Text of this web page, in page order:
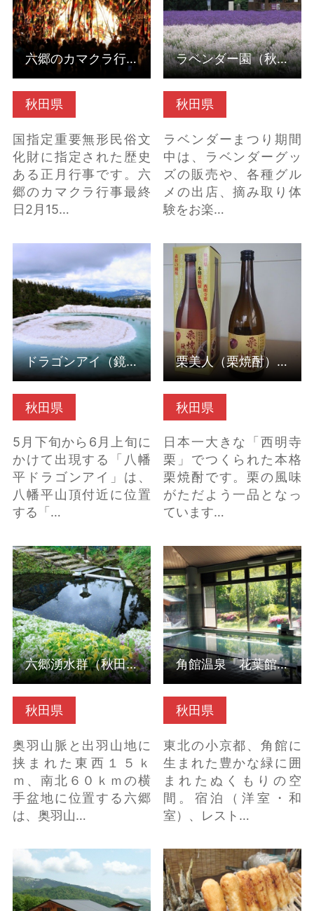
秋田県
国指定重要無形民俗文
化財に指定された歴史
ある正月行事です。六
郷のカマクラ行事最終
日2月15…
六郷のカマクラ行事（秋田県美郷町）
秋田県
ラベンダーまつり期間
中は、ラベンダーグッ
ズの販売や、各種グル
メの出店、摘み取り体
験をお楽…
ラベンダー園（秋田県美郷町）
秋田県
5月下旬から6月上旬に
かけて出現する「八幡
平ドラゴンアイ」は、
八幡平山頂付近に位置
する「…
ドラゴンアイ（鏡沼）
の詳細はこちら
ドラゴンアイ（鏡沼）
秋田県
日本一大きな「西明寺
栗」でつくられた本格
栗焼酎です。栗の風味
がただよう一品となっ
ています…
栗美人（栗焼酎）（秋
田県仙北市） の詳細は
こちら
栗美人（栗焼酎）（秋田県仙北市）
秋田県
奥羽山脈と出羽山地に
挟まれた東西１５ｋ
ｍ、南北６０ｋｍの横
手盆地に位置する六郷
は、奥羽山…
六郷湧水群（秋田県美
郷町） の詳細はこちら
六郷湧水群（秋田県美郷町）
秋田県
東北の小京都、角館に
生まれた豊かな緑に囲
まれたぬくもりの空
間。宿泊（洋室・和
室）、レスト…
角館温泉「花葉館」
（秋田県仙北市） の詳
細はこちら
角館温泉「花葉館」（秋田県仙北市）
アルパこまくさ（秋田
県仙北市） の詳細はこ
ちら
みそたんぽ（秋田県仙
北市） の詳細はこちら